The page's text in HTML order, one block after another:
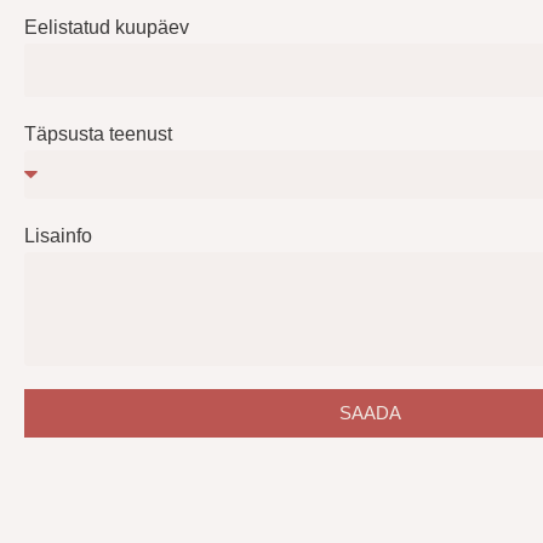
Eelistatud kuupäev
Täpsusta teenust
Lisainfo
SAADA